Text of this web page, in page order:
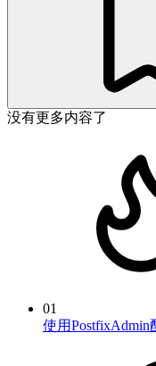
没有更多内容了
01
使用